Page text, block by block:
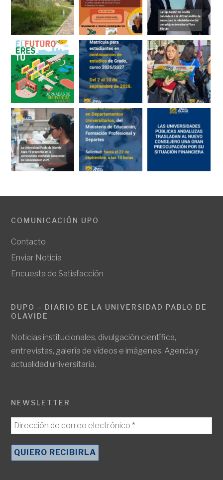
COMUNICACIÓN UPO
Contacto
Enviar Noticia
Encuesta de Satisfacción
DUPO – DIARIO DE LA UNIVERSIDAD PABLO DE
OLAVIDE
Noticias institucionales, divulgación científica,
entrevistas, galería de vídeos e imágenes. Agenda y
actualidad universitaria.
NEWSLETTER